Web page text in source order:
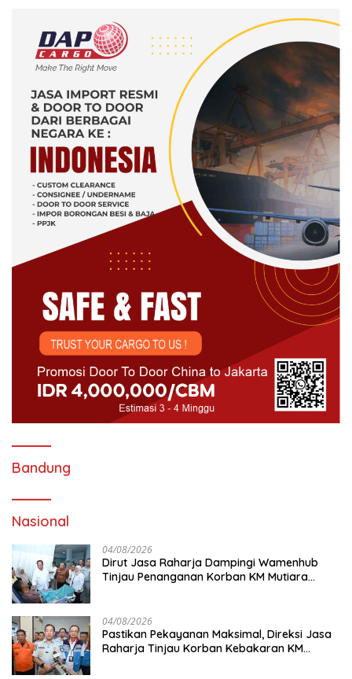
Bandung
Nasional
04/08/2026
Dirut Jasa Raharja Dampingi Wamenhub
Tinjau Penanganan Korban KM Mutiara
04/08/2026
Pastikan Pekayanan Maksimal, Direksi Jasa
Raharja Tinjau Korban Kebakaran KM